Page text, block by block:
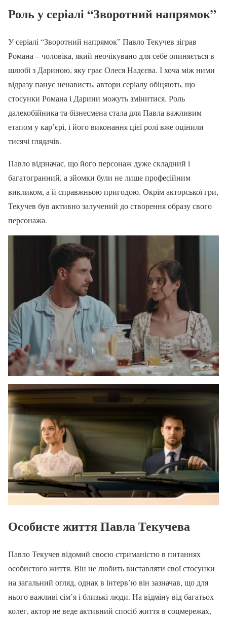
Роль у серіалі “Зворотний напрямок”
У серіалі “Зворотний напрямок” Павло Текучев зіграв
Романа – чоловіка, який неочікувано для себе опиняється в
шлюбі з Дариною, яку грає Олеся Надєєва. І хоча між ними
відразу панує ненависть, автори серіалу обіцяють, що
стосунки Романа і Дарини можуть змінитися. Роль
далекобійника та бізнесмена стала для Павла важливим
етапом у кар’єрі, і його виконання цієї ролі вже оцінили
тисячі глядачів.
Павло відзначає, що його персонаж дуже складний і
багатогранний, а зйомки були не лише професійним
викликом, а й справжньою пригодою. Окрім акторської гри,
Текучев був активно залучений до створення образу свого
персонажа.
Особисте життя Павла Текучева
Павло Текучев відомий своєю стриманістю в питаннях
особистого життя. Він не любить виставляти свої стосунки
на загальний огляд, однак в інтерв’ю він зазначав, що для
нього важливі сім’я і близькі люди. На відміну від багатьох
колег, актор не веде активний спосіб життя в соцмережах,